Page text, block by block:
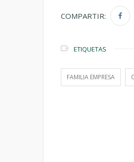
COMPARTIR:
ETIQUETAS
FAMILIA EMPRESA